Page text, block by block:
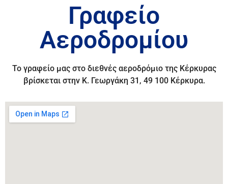
Γραφείο
Αεροδρομίου
Το γραφείο μας στο διεθνές αεροδρόμιο της Κέρκυρας
βρίσκεται στην Κ. Γεωργάκη 31, 49 100 Κέρκυρα.